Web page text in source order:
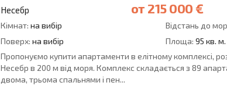
Несебр от 215 000 €
Кімнат: на вибір Відстань до
Поверх: на вибір Площа: 95 кв. м.
Пропонуємо купити апартаменти в елітному комплексі,
Несебр в 200 м від моря. Комплекс складається з 89 апартаментів: студій, з однією,
двома, трьома спальнями і пен...